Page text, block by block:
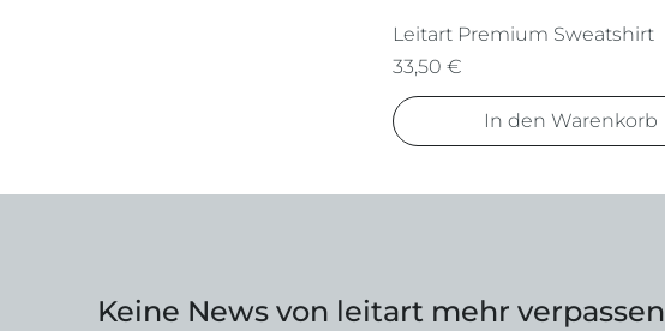
Leitart Premium Sweatshirt
Preis
33,50 €
In den Warenkorb
Keine News von leitart mehr verpassen